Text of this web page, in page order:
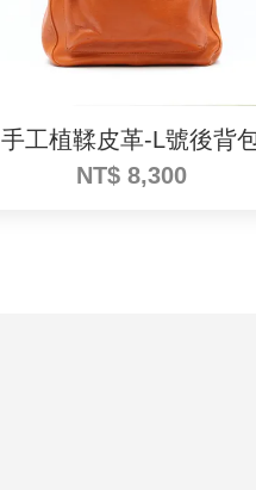
手工植鞣皮革-L號後背
NT$ 8,300